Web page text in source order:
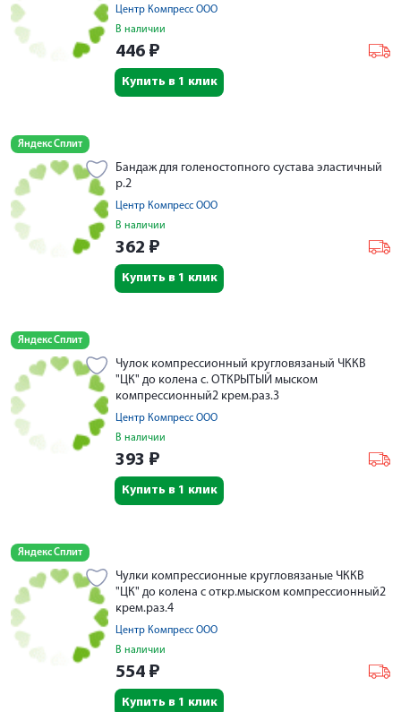
Центр Компресс ООО
В наличии
446 ₽
Купить в 1 клик
Яндекс Сплит
Бандаж для голеностопного сустава эластичный
р.2
Центр Компресс ООО
В наличии
362 ₽
Купить в 1 клик
Яндекс Сплит
Чулок компрессионный кругловязаный ЧККВ
"ЦК" до колена с. ОТКРЫТЫЙ мыском
компрессионный2 крем.раз.3
Центр Компресс ООО
В наличии
393 ₽
Купить в 1 клик
Яндекс Сплит
Чулки компрессионные кругловязаные ЧККВ
"ЦК" до колена с откр.мыском компрессионный2
крем.раз.4
Центр Компресс ООО
В наличии
554 ₽
Купить в 1 клик